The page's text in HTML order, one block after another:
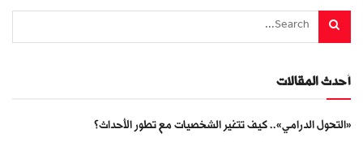
أحدث المقالات
«التحول الدرامي».. كيف تتغير الشخصيات مع تطور الأحداث؟